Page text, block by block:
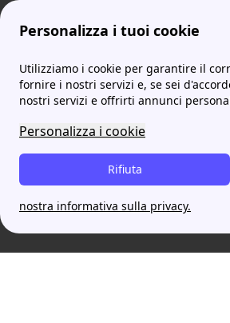
Personalizza i tuoi cookie
Utilizziamo i cookie per garantire il
fornire i nostri servizi e, se sei
nostri servizi e offrirti annunci
Personalizza i cookie
Rifiuta
nostra informativa sulla privacy.
prontoassicuratore Generali
Chi è Assicurazioni Generali? Quali
offre?
Come fare denuncia di Sinistro con
Generali Assicurazioni?
Quali sono i contatti di Generali